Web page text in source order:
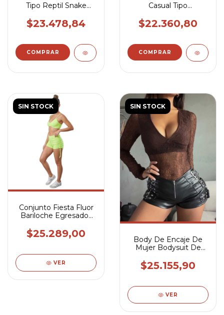
Tipo Reptil Snake
$23.478,84
Casual Tipo
$22.360,80
SIN STOCK
Conjunto Fiesta Fluor
Bariloche Egresados
$25.289,00
VER
SIN STOCK
Body De Encaje De
Mujer Bodysuit De
$25.155,90
VER